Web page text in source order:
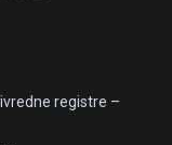
registre –